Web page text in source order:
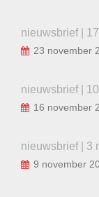
nieuwsbrief |
23 november
nieuwsbrief |
16 november
nieuwsbrief | 3
9 november